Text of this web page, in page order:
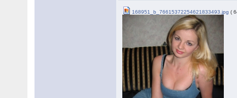
168951_b_76615372254621833493.jpg (